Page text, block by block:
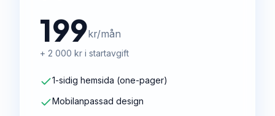
199kr/mån
+ 2 000 kr i startavgift
1-sidig hemsida (one-pager)
Mobilanpassad design